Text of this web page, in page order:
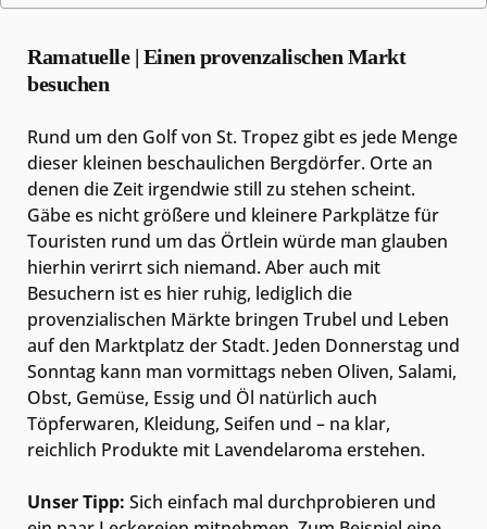
Ramatuelle | Einen provenzalischen Markt
besuchen
Rund um den Golf von St. Tropez gibt es jede Menge
dieser kleinen beschaulichen Bergdörfer. Orte an
denen die Zeit irgendwie still zu stehen scheint.
Gäbe es nicht größere und kleinere Parkplätze für
Touristen rund um das Örtlein würde man glauben
hierhin verirrt sich niemand. Aber auch mit
Besuchern ist es hier ruhig, lediglich die
provenzialischen Märkte bringen Trubel und Leben
auf den Marktplatz der Stadt. Jeden Donnerstag und
Sonntag kann man vormittags neben Oliven, Salami,
Obst, Gemüse, Essig und Öl natürlich auch
Töpferwaren, Kleidung, Seifen und – na klar,
reichlich Produkte mit Lavendelaroma erstehen.
Unser Tipp: Sich einfach mal durchprobieren und